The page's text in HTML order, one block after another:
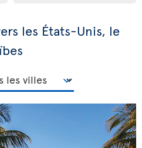
les États-Unis, le